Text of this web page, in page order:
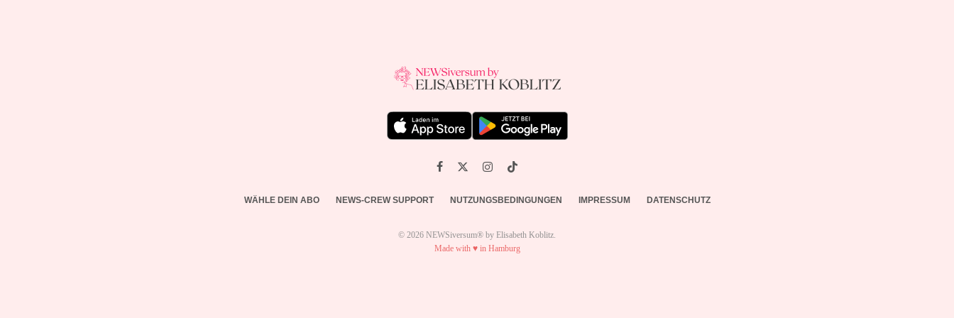
WÄHLE DEIN ABO NEWS-CREW SUPPORT NUTZUNGSBEDINGUNGEN IMPRESSUM DATENSCHUTZ
© 2026 NEWSiversum® by Elisabeth Koblitz.
Made with ♥ in Hamburg